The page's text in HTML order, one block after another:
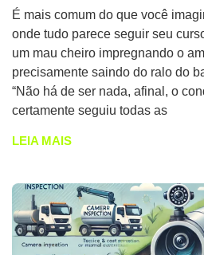
É mais comum do que você
onde tudo parece seguir seu
um mau cheiro impregnando o
precisamente saindo do ralo do
“Não há de ser nada, afinal, o
certamente seguiu todas as
LEIA MAIS